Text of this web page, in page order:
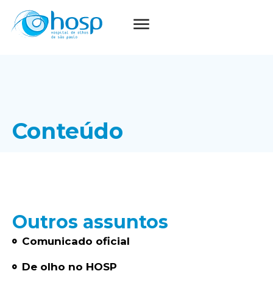
Conteúdo
Outros assuntos
Comunicado oficial
De olho no HOSP